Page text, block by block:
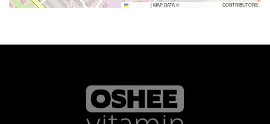
|MAP DATA © CONTRIBUTORS